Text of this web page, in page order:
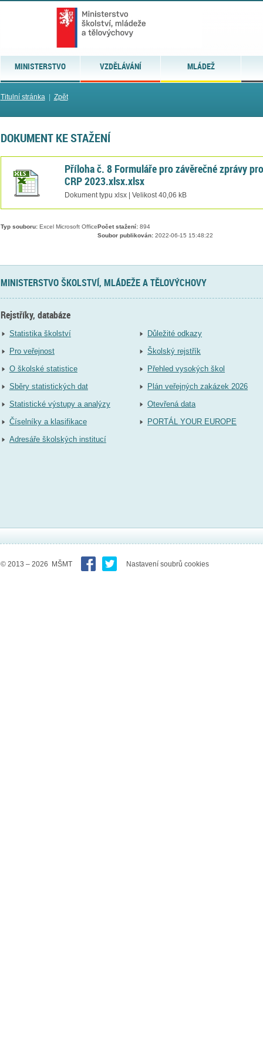
MINISTERSTVO VZDĚLÁVÁNÍ MLÁDEŽ
Titulní stránka| Zpět
DOKUMENT KE STAŽENÍ
Příloha č. 8 Formuláře pro závěrečné zprávy pro
CRP 2023.xlsx.xlsx
Dokument typu xlsx | Velikost 40,06 kB
Typ souboru:Excel Microsoft Office Počet stažení:894
Soubor publikován:2022-06-15 15:48:22
MINISTERSTVO ŠKOLSTVÍ, MLÁDEŽE A TĚLOVÝCHOVY
Rejstříky, databáze
Statistika školství
Pro veřejnost
O školské statistice
Sběry statistických dat
Statistické výstupy a analýzy
Číselníky a klasifikace
Adresáře školských institucí
Důležité odkazy
Školský rejstřík
Přehled vysokých škol
Plán veřejných zakázek 2026
Otevřená data
PORTÁL YOUR EUROPE
© 2013 – 2026 MŠMT Nastavení soubrů cookies